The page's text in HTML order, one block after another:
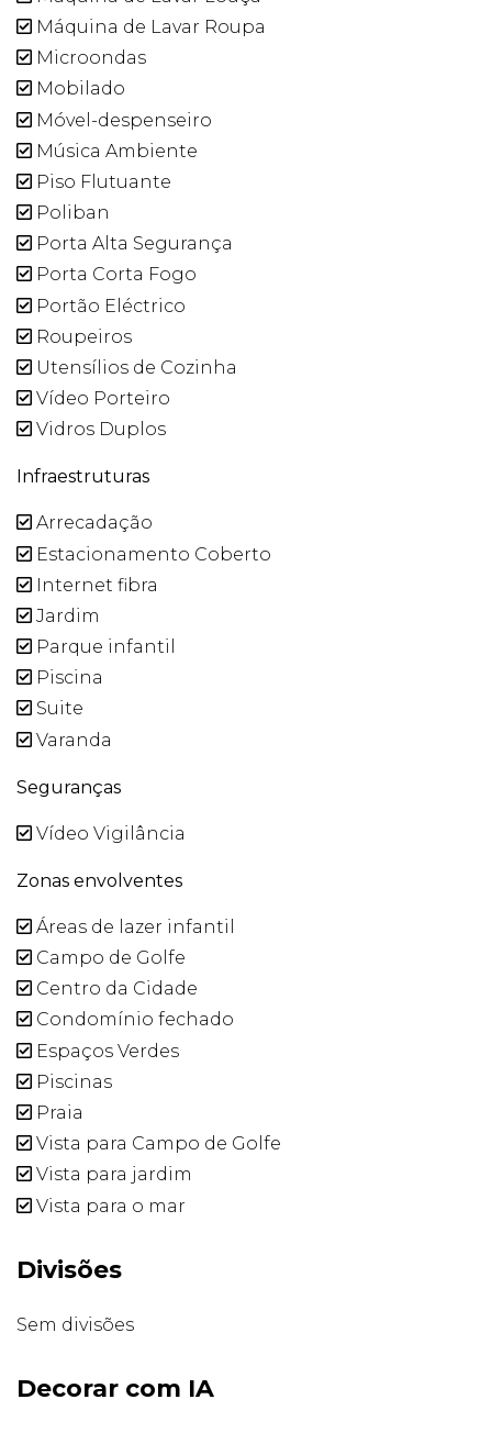
Máquina de Lavar Roupa
Microondas
Mobilado
Móvel-despenseiro
Música Ambiente
Piso Flutuante
Poliban
Porta Alta Segurança
Porta Corta Fogo
Portão Eléctrico
Roupeiros
Utensílios de Cozinha
Vídeo Porteiro
Vidros Duplos
Infraestruturas
Arrecadação
Estacionamento Coberto
Internet fibra
Jardim
Parque infantil
Piscina
Suite
Varanda
Seguranças
Vídeo Vigilância
Zonas envolventes
Áreas de lazer infantil
Campo de Golfe
Centro da Cidade
Condomínio fechado
Espaços Verdes
Piscinas
Praia
Vista para Campo de Golfe
Vista para jardim
Vista para o mar
Divisões
Sem divisões
Decorar com IA